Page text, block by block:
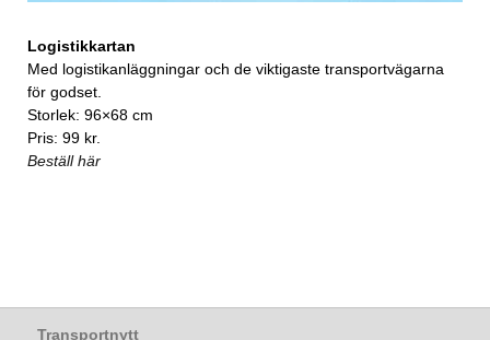
Logistikkartan
Med logistikanläggningar och de viktigaste transportvägarna
för godset.
Storlek: 96×68 cm
Pris: 99 kr.
Beställ här
Transportnytt